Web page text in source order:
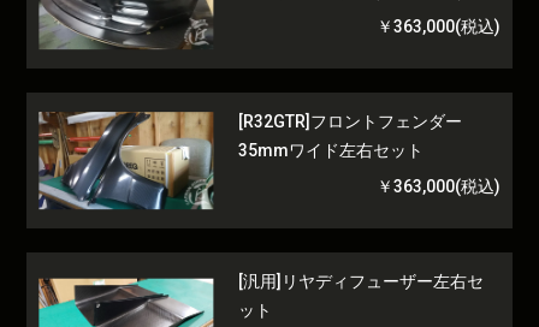
￥363,000(税込)
[R32GTR]フロントフェンダー
35mmワイド左右セット
￥363,000(税込)
[汎用]リヤディフューザー左右セ
ット